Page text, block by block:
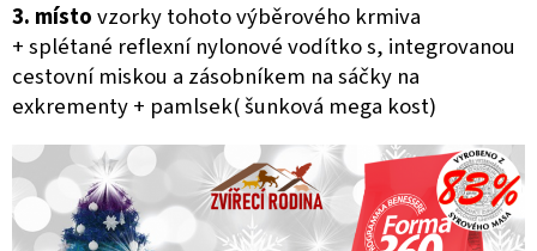
3. místovzorky tohoto výběrového krmiva
+ splétané reflexní nylonové vodítko s, integrovanou
cestovní miskou a zásobníkem na sáčky na
exkrementy + pamlsek( šunková mega kost)